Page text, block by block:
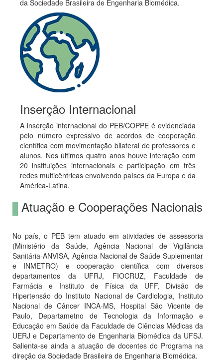
da Sociedade Brasileira de Engenharia Biomédica.
Inserção Internacional
A inserção internacional do PEB/COPPE é evidenciada
pelo número expressivo de acordos de cooperação
científica com movimentação bilateral de professores e
alunos. Nos últimos quatro anos houve interação com
20 instituições internacionais e participação em três
redes multicêntricas envolvendo países da Europa e da
América-Latina.
Atuação e Cooperações Nacionais
No país, o PEB tem atuado em atividades de assessoria
(Ministério da Saúde, Agência Nacional de Vigilância
Sanitária-ANVISA, Agência Nacional de Saúde Suplementar
e INMETRO) e cooperação científica com diversos
departamentos da UFRJ, FIOCRUZ, Faculdade de
Farmácia e Instituto de Física da UFF, Divisão de
Hipertensão do Instituto Nacional de Cardiologia, Instituto
Nacional de Câncer INCA-MS, Hospital São Vicente de
Paulo, Departametno de Tecnologia da Informação e
Educação em Saúde da Faculdade de Ciências Médicas da
UERJ e Departamento de Engenharia Biomédica da UFSJ.
Salienta-se ainda a atuação de docentes do Programa na
direção da Sociedade Brasileira de Engenharia Biomédica.